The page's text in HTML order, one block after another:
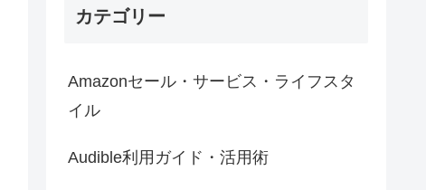
カテゴリー
Amazonセール・サービス・ライフスタ
イル
Audible利用ガイド・活用術